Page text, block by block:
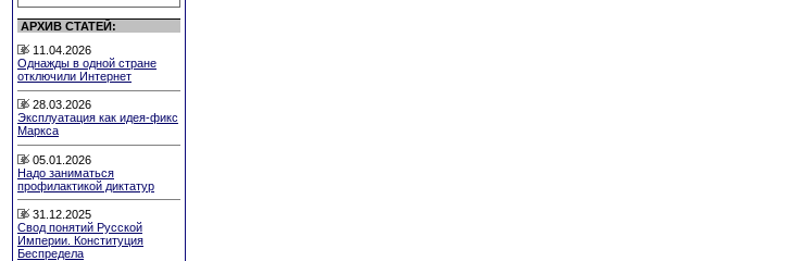
АРХИВ СТАТЕЙ:
11.04.2026
Однажды в одной стране
отключили Интернет
28.03.2026
Эксплуатация как идея-фикс
Маркса
05.01.2026
Надо заниматься
профилактикой диктатур
31.12.2025
Свод понятий Русской
Империи. Конституция
Беспредела